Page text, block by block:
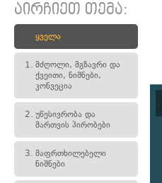
აირჩიეთ თემა:
ყველა
1. მძღოლი, მგზავრი და
ქვეითი, ნიშნები,
კონვეცია
2. უწესივრობა და
მართვის პირობები
3. მაფრთხილებელი
ნიშნები